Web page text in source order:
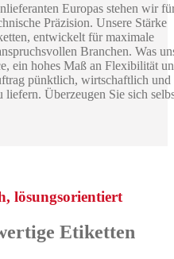
Europas stehen wir
Präzision. Unsere Stärke
entwickelt für maximale
Branchen. Was
ein hohes Maß an Flexibilität
pünktlich, wirtschaftlich und
Überzeugen Sie sich
lösungsorientiert
Etiketten